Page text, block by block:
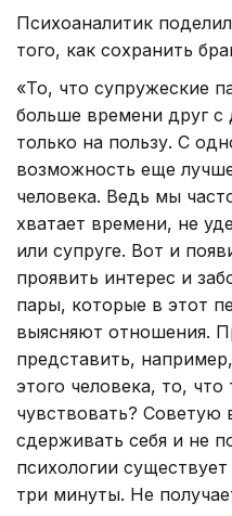
Психоаналитик
того, как сохранить
«То, что супружеские
больше времени друг
только на пользу. С
возможность еще
человека. Ведь мы
хватает времени, не
или супруге. Вот и
проявить интерес и
пары, которые в этот
выясняют отношения.
представить,
этого человека, то, что
чувствовать? Советую
сдерживать себя и не
психологии
три минуты. Не